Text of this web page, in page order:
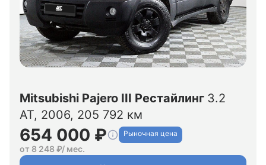
Mitsubishi Pajero III Рестайлинг 3.2
AT, 2006, 205 792 км
654 000 ₽ Рыночная цена
от 8 248 ₽/ мес.